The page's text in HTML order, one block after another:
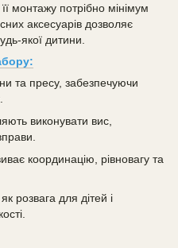
монтажу потрібно мінімум
аксесуарів дозволяє
якої дитини.
та пресу, забезпечуючи
виконувати вис,
координацію, рівновагу та
розвага для дітей і